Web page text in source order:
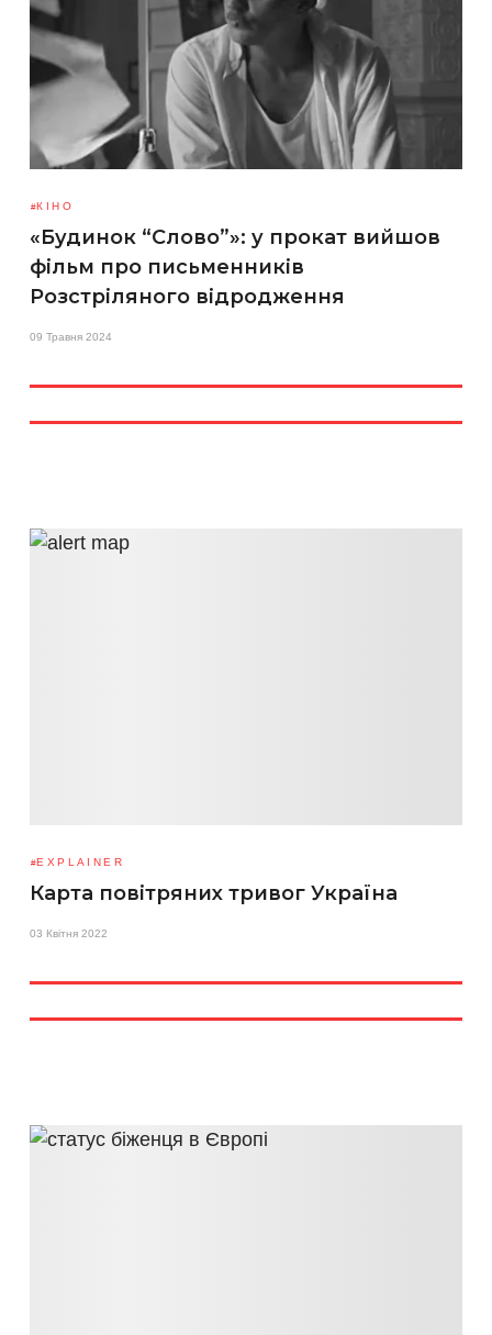
КІНО
«Будинок “Слово”»: у прокат вийшов
фільм про письменників
Розстріляного відродження
09 Травня 2024
EXPLAINER
Карта повітряних тривог Україна
03 Квітня 2022